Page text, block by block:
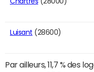
Luisant (28600)
Par ailleurs, 11,7 % des